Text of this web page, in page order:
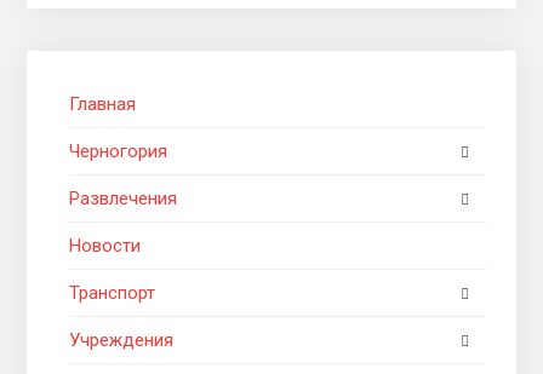
Главная
Черногория
Развлечения
Новости
Транспорт
Учреждения